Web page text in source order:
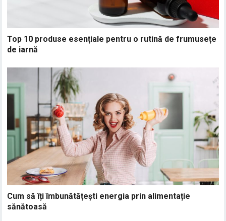
Top 10 produse esențiale pentru o rutină de frumusețe
de iarnă
Cum să îți îmbunătățești energia prin alimentație
sănătoasă